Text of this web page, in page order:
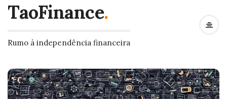
TaoFinance.
Rumo à independência financeira